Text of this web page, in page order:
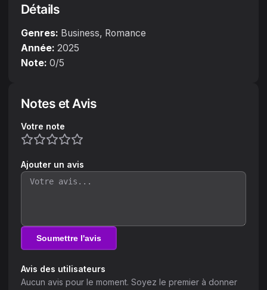
Détails
Genres: Business, Romance
Année: 2025
Note: 0/5
Notes et Avis
Votre note
Ajouter un avis
Soumettre l'avis
Avis des utilisateurs
Aucun avis pour le moment. Soyez le premier à donner